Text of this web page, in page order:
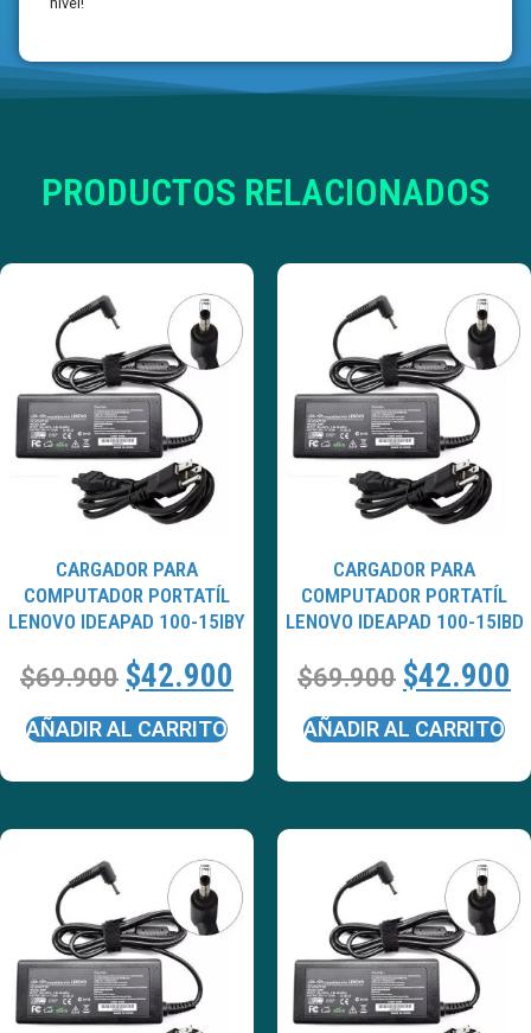
PRODUCTOS RELACIONADOS
CARGADOR PARA
COMPUTADOR PORTATÍL
LENOVO IDEAPAD 100-15IBY
$69.900 $42.900
AÑADIR AL CARRITO
CARGADOR PARA
COMPUTADOR PORTATÍL
LENOVO IDEAPAD 100-15IBD
$69.900 $42.900
AÑADIR AL CARRITO